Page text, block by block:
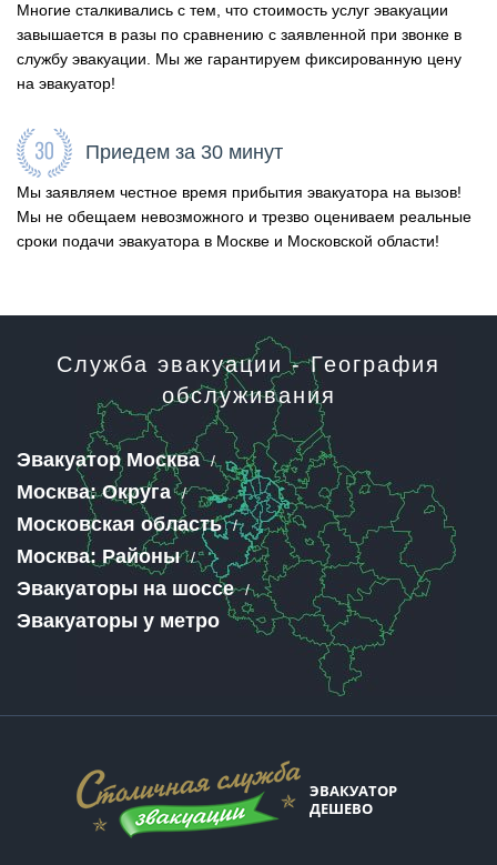
Многие сталкивались с тем, что стоимость услуг эвакуации
завышается в разы по сравнению с заявленной при звонке в
службу эвакуации. Мы же гарантируем фиксированную цену
на эвакуатор!
Приедем за 30 минут
Мы заявляем честное время прибытия эвакуатора на вызов!
Мы не обещаем невозможного и трезво оцениваем реальные
сроки подачи эвакуатора в Москве и Московской области!
Служба эвакуации - География
обслуживания
Эвакуатор Москва
Москва: Округа
Московская область
Москва: Районы
Эвакуаторы на шоссе
Эвакуаторы у метро
ЭВАКУАТОР
ДЕШЕВО